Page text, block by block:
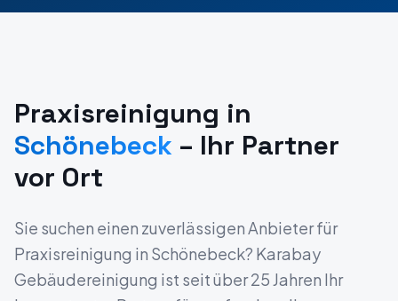
Praxisreinigung in
Schönebeck – Ihr Partner
vor Ort
Sie suchen einen zuverlässigen Anbieter für
Praxisreinigung in Schönebeck? Karabay
Gebäudereinigung ist seit über 25 Jahren Ihr